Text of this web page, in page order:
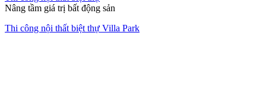
Nâng tầm giá trị bất động sản
Thi công nội thất biệt thự Villa Park